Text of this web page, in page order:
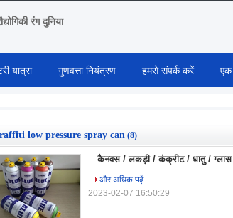
रंग दुनिया
यात्रा गुणवत्ता नियंत्रण हमसे संपर्क करें एक
low pressure spray can (8)
कैनवस / लकड़ी / कंक्रीट / धातु / ग्लास
और अधिक पढ़ें
2023-02-07 16:50:29